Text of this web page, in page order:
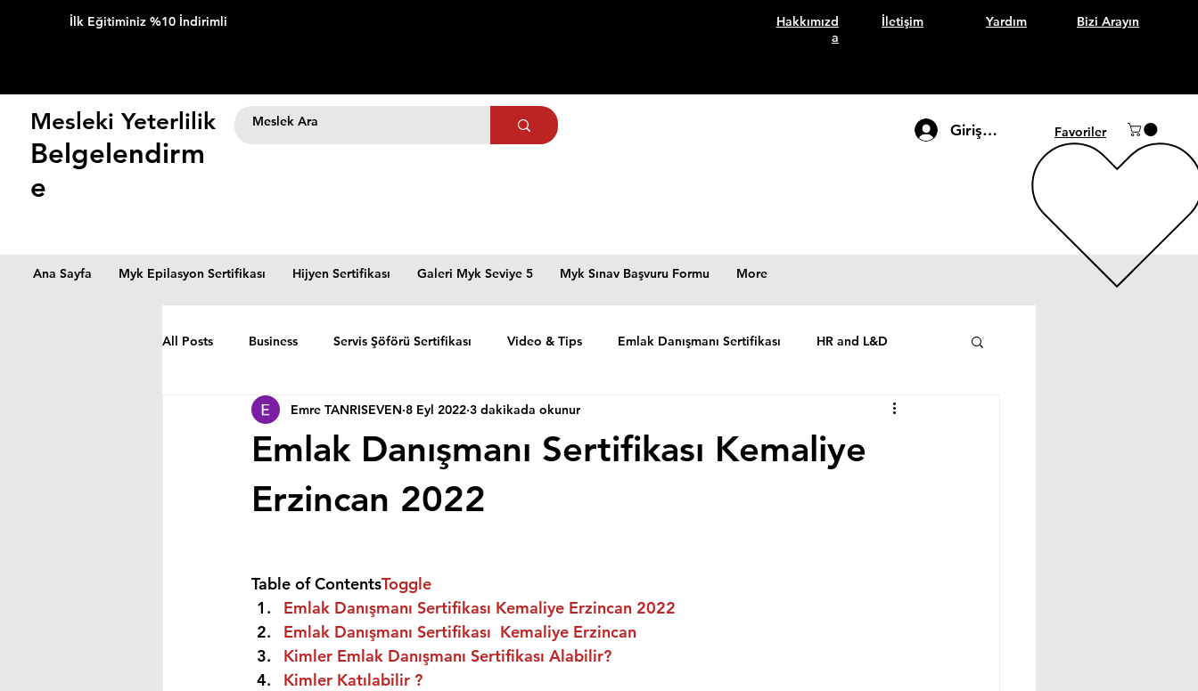
İlk Eğitiminiz %10 İndirimli
Hakkımızd
a
İletişim Yardım Bizi Arayın
Mesleki Yeterlilik
Belgelendirm
e
Giriş Yap Favoriler
Ana Sayfa Myk Epilasyon Sertifikası Hijyen Sertifikası Galeri Myk Seviye 5 Myk Sınav Başvuru Formu More
All Posts Business Servis Şöförü Sertifikası Video & Tips Emlak Danışmanı Sertifikası HR and L&D
Emlak Danışmanı Sertifikası Kemaliye
Erzincan 2022
Emre TANRISEVEN 8 Eyl 2022 3 dakikada okunur
Table of ContentsToggle
Emlak Danışmanı Sertifikası Kemaliye Erzincan 2022
Emlak Danışmanı Sertifikası  Kemaliye Erzincan
Kimler Emlak Danışmanı Sertifikası Alabilir?
Kimler Katılabilir ?